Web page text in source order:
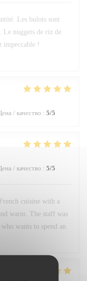
Les bulots sont
Le nuggets de riz de
impeccable !
/ качество : 5/5
/ качество : 5/5
cuisine with a
warm. The staff was
wants to spend an